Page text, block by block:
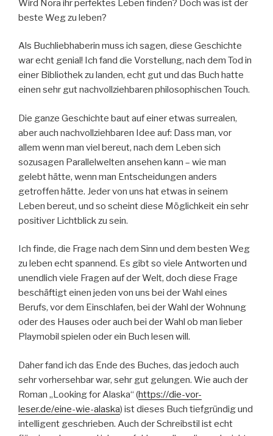
Wird Nora ihr perfektes Leben finden? Doch was ist der
beste Weg zu leben?
Als Buchliebhaberin muss ich sagen, diese Geschichte
war echt genial! Ich fand die Vorstellung, nach dem Tod in
einer Bibliothek zu landen, echt gut und das Buch hatte
einen sehr gut nachvollziehbaren philosophischen Touch.
Die ganze Geschichte baut auf einer etwas surrealen,
aber auch nachvollziehbaren Idee auf: Dass man, vor
allem wenn man viel bereut, nach dem Leben sich
sozusagen Parallelwelten ansehen kann – wie man
gelebt hätte, wenn man Entscheidungen anders
getroffen hätte. Jeder von uns hat etwas in seinem
Leben bereut, und so scheint diese Möglichkeit ein sehr
positiver Lichtblick zu sein.
Ich finde, die Frage nach dem Sinn und dem besten Weg
zu leben echt spannend. Es gibt so viele Antworten und
unendlich viele Fragen auf der Welt, doch diese Frage
beschäftigt einen jeden von uns bei der Wahl eines
Berufs, vor dem Einschlafen, bei der Wahl der Wohnung
oder des Hauses oder auch bei der Wahl ob man lieber
Playmobil spielen oder ein Buch lesen will.
Daher fand ich das Ende des Buches, das jedoch auch
sehr vorhersehbar war, sehr gut gelungen. Wie auch der
Roman „Looking for Alaska“ (https://die-vor-
leser.de/eine-wie-alaska) ist dieses Buch tiefgründig und
intelligent geschrieben. Auch der Schreibstil ist echt